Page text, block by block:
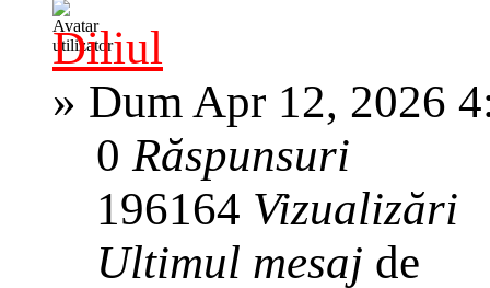
Diliul
» Dum Apr 12, 2026
0Răspunsuri
196164 Vizualizări
Ultimul mesaj de